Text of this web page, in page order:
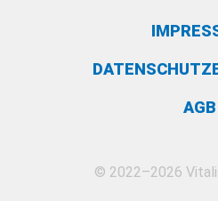
AGB
© 2022–2026